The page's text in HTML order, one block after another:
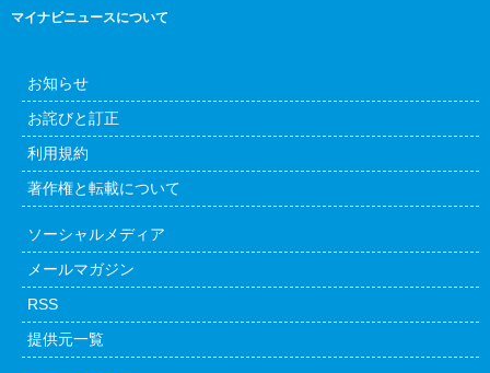
マイナビニュースについて
お知らせ
お詫びと訂正
利用規約
著作権と転載について
ソーシャルメディア
メールマガジン
RSS
提供元一覧